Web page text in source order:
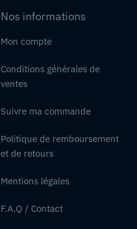
Nos informations
Mon compte
Conditions générales de
ventes
Suivre ma commande
Politique de remboursement
et de retours
Mentions légales
F.A.Q / Contact